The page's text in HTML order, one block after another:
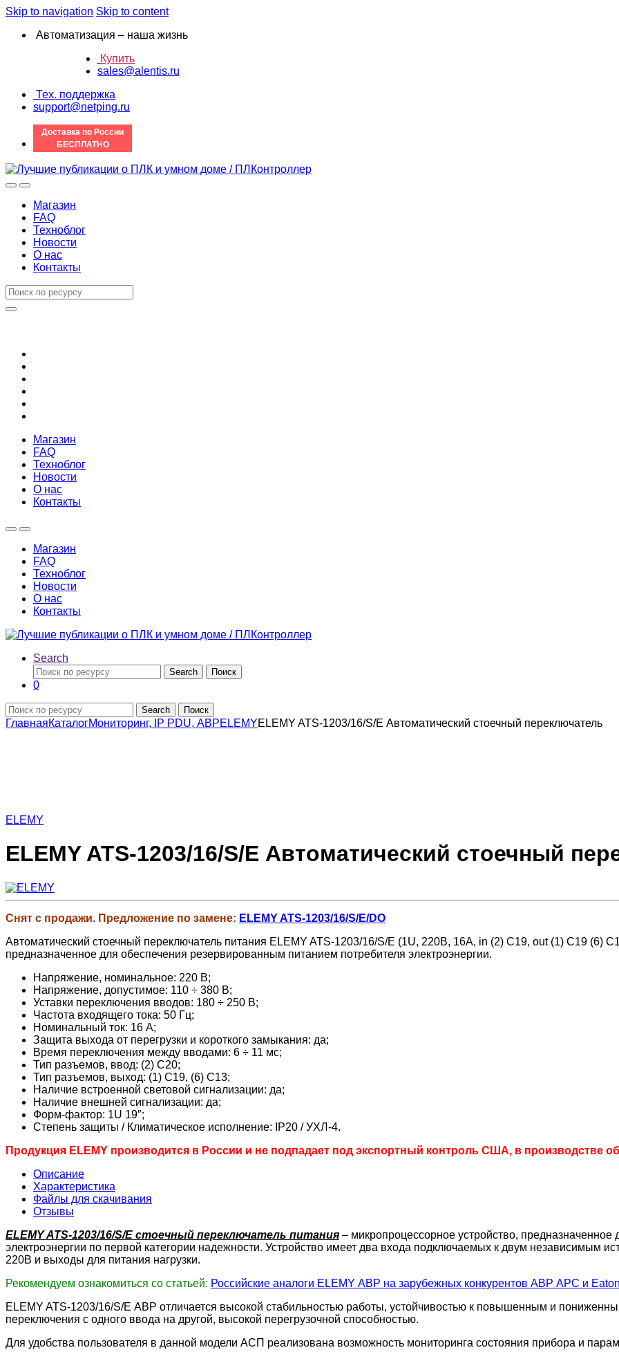
Skip to navigation Skip to content
Автоматизация – наша жизнь
Купить
sales@alentis.ru
Тех. поддержка
support@netping.ru
Доставка по России
БЕСПЛАТНО
Магазин
FAQ
Техноблог
Новости
О нас
Контакты
Магазин
FAQ
Техноблог
Новости
О нас
Контакты
Магазин
FAQ
Техноблог
Новости
О нас
Контакты
Search
Search Поиск
0
Search Поиск
ГлавнаяКаталогМониторинг, IP PDU, АВРELEMYELEMY ATS-1203/16/S/E Автоматический стоечный переключатель
ELEMY
ELEMY ATS-1203/16/S/E Автоматический стоечный
Снят с продажи. Предложение по замене: ELEMY ATS-1203/16/S/E/DO
Автоматический стоечный переключатель питания ELEMY ATS-1203/16/S/E (1U, 220В, 16А, in (2) C19, out (1) C19 (6)
предназначенное для обеспечения резервированным питанием потребителя электроэнергии.
Напряжение, номинальное: 220 В;
Напряжение, допустимое: 110 ÷ 380 В;
Уставки переключения вводов: 180 ÷ 250 В;
Частота входящего тока: 50 Гц;
Номинальный ток: 16 А;
Защита выхода от перегрузки и короткого замыкания: да;
Время переключения между вводами: 6 ÷ 11 мс;
Тип разъемов, ввод: (2) C20;
Тип разъемов, выход: (1) C19, (6) C13;
Наличие встроенной световой сигнализации: да;
Наличие внешней сигнализации: да;
Форм-фактор: 1U 19″;
Степень защиты / Климатическое исполнение: IP20 / УХЛ-4.
Продукция ELEMY производится в России и не подпадает под экспортный контроль США, в производстве
Описание
Характеристика
Файлы для скачивания
Отзывы
ELEMY ATS-1203/16/S/E стоечный переключатель питания – микропроцессорное устройство,
электроэнергии по первой категории надежности. Устройство имеет два входа подключаемых к двум независимым
220В и выходы для питания нагрузки.
Рекомендуем ознакомиться со статьей: Российские аналоги ELEMY АВР на зарубежных конкурентов АВР APC и Eaton
ELEMY ATS-1203/16/S/E АВР отличается высокой стабильностью работы, устойчивостью к повышенным и
переключения с одного ввода на другой, высокой перегрузочной способностью.
Для удобства пользователя в данной модели АСП реализована возможность мониторинга состояния прибора и